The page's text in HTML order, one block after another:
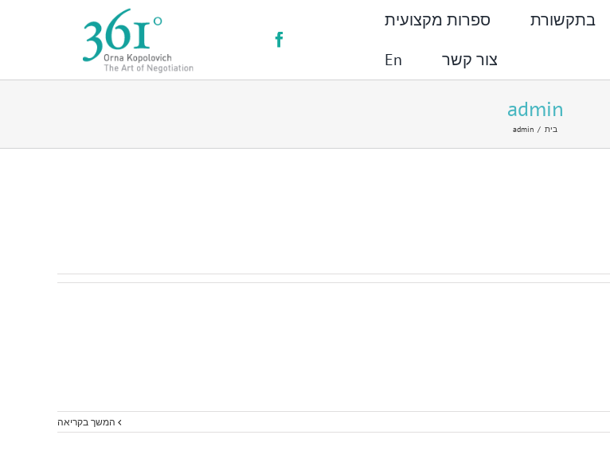
בתקשורת
ספרות מקצועית
צור קשר
En
admin
בית admin
המשך בקריאה